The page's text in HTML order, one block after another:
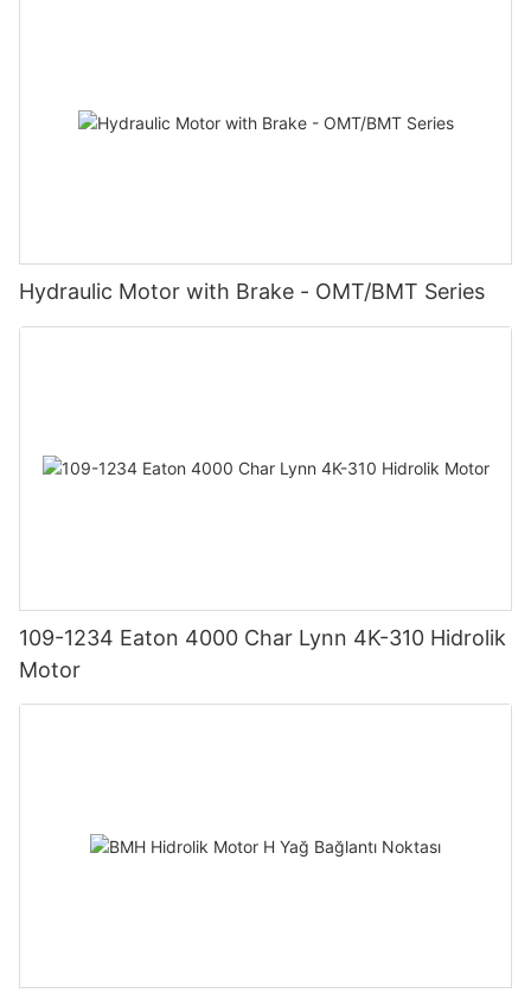
Hydraulic Motor with Brake - OMT/BMT Series
109-1234 Eaton 4000 Char Lynn 4K-310 Hidrolik
Motor